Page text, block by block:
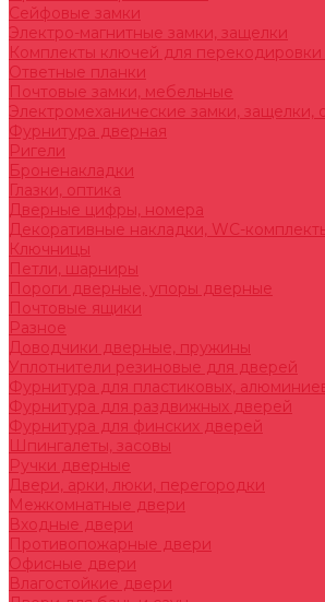
Сейфовые замки
Электро-магнитные замки, защелки
Комплекты ключей для перекодировки
Ответные планки
Почтовые замки, мебельные
Электромеханические замки, защелки,
Фурнитура дверная
Ригели
Броненакладки
Глазки, оптика
Дверные цифры, номера
Декоративные накладки, WC-
Ключницы
Петли, шарниры
Пороги дверные, упоры дверные
Почтовые ящики
Разное
Доводчики дверные, пружины
Уплотнители резиновые для дверей
Фурнитура для пластиковых,
Фурнитура для раздвижных дверей
Фурнитура для финских дверей
Шпингалеты, засовы
Ручки дверные
Двери, арки, люки, перегородки
Межкомнатные двери
Входные двери
Противопожарные двери
Офисные двери
Влагостойкие двери